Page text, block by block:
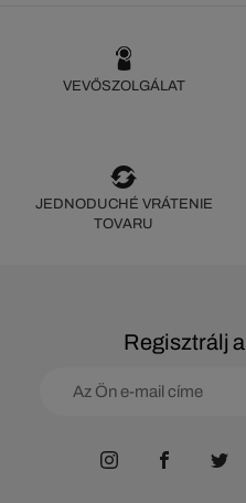
VEVŐSZOLGÁLAT
JEDNODUCHÉ VRÁTENIE
TOVARU
Regisztrálj